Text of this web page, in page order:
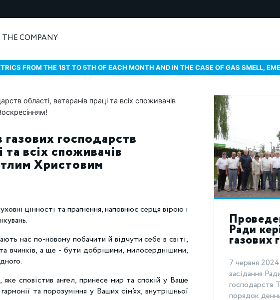
COMPANY
FROM THE 1ST TO 5TH OF EACH MONTH AND IN THE CASE OF GAS SMELL,
господарств
та всіх споживачів
Христовим
цінності та прагнення, наповнює серця вірою і
нас по-новому побачити й відчути себе в світі,
вчинків, а ще - бути добрішими, милосерднішими,
сповістив ангел, принесе мир та спокій у Ваше
та порозуміння у Ваших сім’ях, внутрішньої
Ради
газових
7 червня
засідання
господарств
порядок